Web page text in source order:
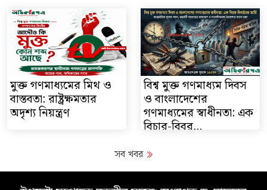
মুক্ত গণমাধ্যমের মিথ ও
বাস্তবতা: রাষ্ট্রক্ষমতার
অদৃশ্য নিয়ন্ত্রণ
বিশ্ব মুক্ত গণমাধ্যম দিবস
ও বাংলাদেশের
গণমাধ্যমের স্বাধীনতা: এক
বিচার-বিবর্...
সব খবর